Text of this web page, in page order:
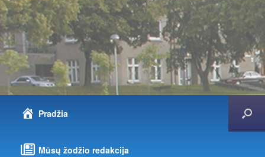
Pradžia
Mūsų žodžio redakcija